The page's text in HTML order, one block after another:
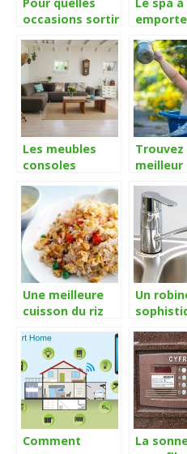
occasions sortir
télescopique ?
voulez
Les meubles
consoles
Trouvez
meilleur
pour
bébé!
Une meilleure
cuisson du riz
riz
Un
cuisine
Comment
La